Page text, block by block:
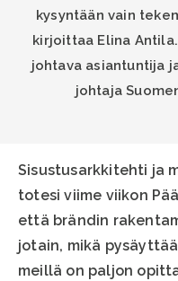
kysyntään vain
kirjoittaa Elina
johtava asiantuntija
johtaja
Sisustusarkkitehti ja
totesi viime viikon
että brändin
jotain, mikä
meillä on paljon